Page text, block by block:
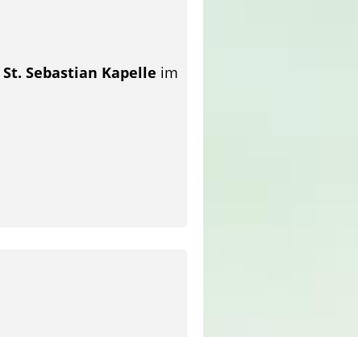
St. Sebastian Kapelle im